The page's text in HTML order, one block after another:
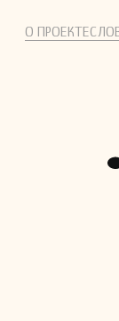
О ПРОЕКТЕ